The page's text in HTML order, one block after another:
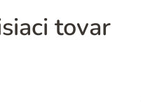
tovar